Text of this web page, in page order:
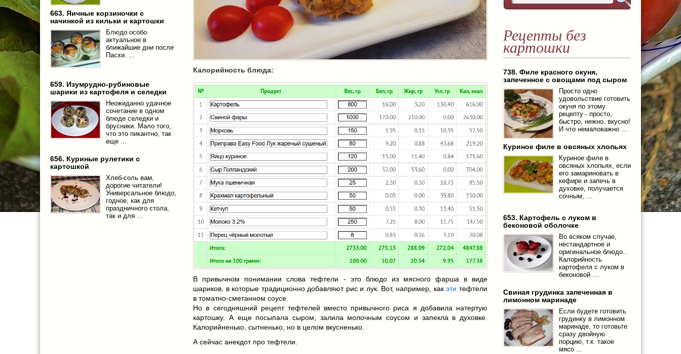
Калорийность блюда:
В привычном понимании слова тефтели - это блюдо из мясного фарша в виде
шариков, в которые традиционно добавляют рис и лук. Вот, например, какэти тефтели
в томатно-сметанном соусе.
Но в сегодняшний рецепт тефтелей вместо привычного риса я добавила натертую
картошку. А еще посыпала сыром, залила молочным соусом и запекла в духовке.
Калорийненько, сытненько, но в целом вкусненько.
А сейчас анекдот про тефтели.
663. Яичные корзиночки с
начинкой из кильки и картошки
Блюдо особо
актуальное в
ближайшие дни после
Пасхи. ...
659. Изумрудно-рубиновые
шарики из картофеля и селедки
Неожиданно удачное
сочетание в одном
блюде селедки и
брусники. Мало того,
что это пикантно, так
еще ...
656. Куриные рулетики с
картошкой
Хлеб-соль вам,
дорогие читатели!
Универсальное блюдо,
годное, как для
праздничного стола,
так и для ...
Рецепты без
картошки
738. Филе красного окуня,
запеченное с овощами под сыром
Просто одно
удовольствие готовить
окуня по этому
рецепту - просто,
быстро, нежно, вкусно!
И что немаловажно ...
Куриное филе в овсяных хлопьях
Куриное филе в
овсяных хлопьях, если
его замариновать в
кефире и запечь в
духовке, получается
сочным, ...
653. Картофель с луком в
беконовой оболочке
Во всяком случае,
нестандартное и
оригинальное блюдо...
Калорийность
картофеля с луком в
беконовой ...
Свиная грудинка запеченная в
лимонном маринаде
Если будете готовить
грудинку в лимонном
маринаде, то готовьте
сразу двойную
порцию, т.к. такое
мясо ...